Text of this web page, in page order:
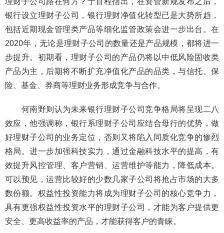
银行设立理财子公司，银行理财净值化转型已是大势所趋，
包括近期现金管理类产品等细化监管政策会进一步出台。在
2020年，无论是理财子公司的数量还是产品规模，都将进一
步提升。初期看，理财子公司的产品仍将以中低风险固收类
产品为主，后期将不断扩充净值化产品的品类，与信托、保
险、基金、券商等理财业务形成竞争与合作。
何南野则认为未来银行理财子公司竞争格局将呈现二八
效应，他强调称，银行系理财子公司应结合母行的优势，做
好理财子公司的业务定位，否则又将陷入同质化竞争的惨烈
格局。进一步加强科技实力，通过金融科技水平的提高，有
效提升风控管理、客户营销、运营维护等能力，降低成本。
可以预见，运营比较好的少数几家子公司将抢占市场的大多
数份额。权益性投资能力将成为理财子公司的核心竞争力，
具有更强权益性投资水平的理财子公司，才能为客户提供更
安全、更高收益率的产品，才能获得客户的青睐。